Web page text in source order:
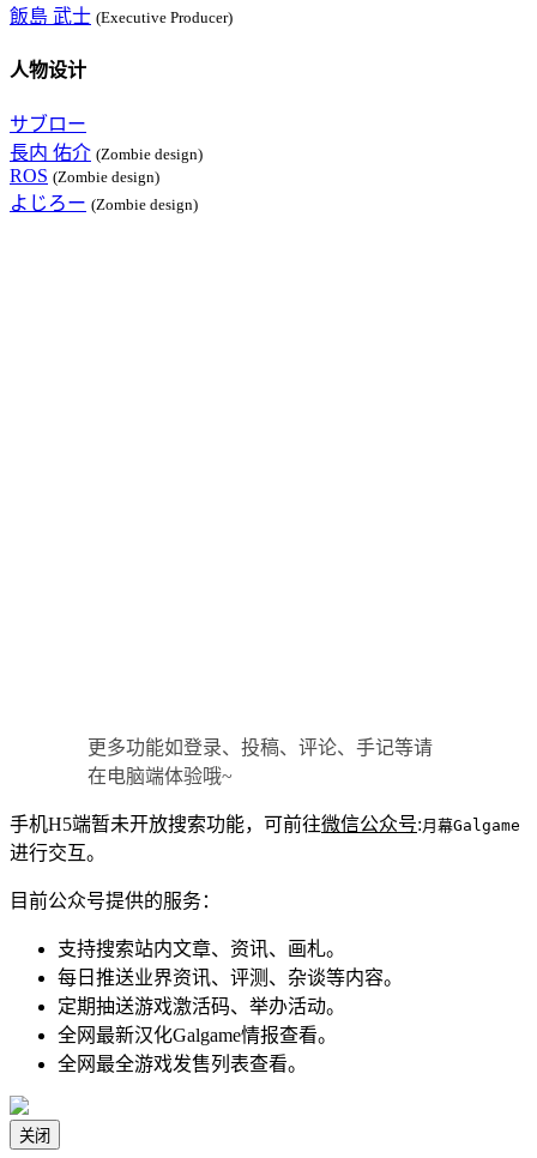
飯島 武士 (Executive Producer)
人物设计
サブロー
長内 佑介 (Zombie design)
ROS (Zombie design)
よじろー (Zombie design)
更多功能如登录、投稿、评论、手记等请
在电脑端体验哦~
手机H5端暂未开放搜索功能，可前往微信公众号:月幕Galgame
进行交互。
目前公众号提供的服务：
支持搜索站内文章、资讯、画札。
每日推送业界资讯、评测、杂谈等内容。
定期抽送游戏激活码、举办活动。
全网最新汉化Galgame情报查看。
全网最全游戏发售列表查看。
关闭